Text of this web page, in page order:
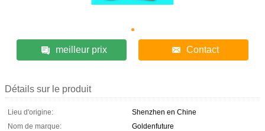
meilleur prix Contact
Détails sur le produit
Lieu d'origine:
Shenzhen en Chine
Nom de marque:
Goldenfuture